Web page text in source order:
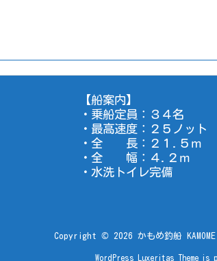
【船案内】
・乗船定員：３４名
・最高速度：２５ノット
・全 長：２１.５ｍ
・全 幅：４.２ｍ
・水洗トイレ完備
Copyright © 2026 かもめ釣船
WordPress Luxeritas Theme is